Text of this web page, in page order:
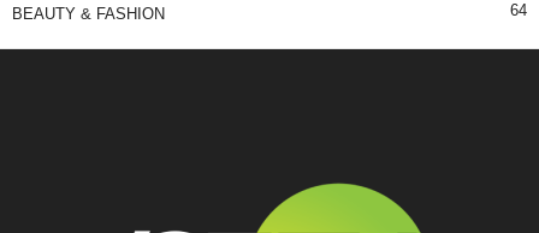
BEAUTY & FASHION 64